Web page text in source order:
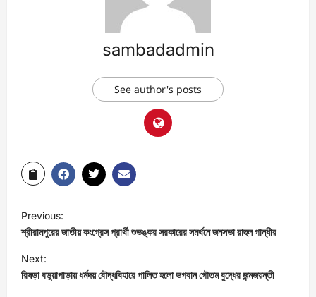
sambadadmin
See author's posts
Previous:
শ্রীরামপুরের জাতীয় কংগ্রেস প্রার্থী শুভঙ্কর সরকারের সমর্থনে জনসভা রাহুল গান্ধীর
Next:
রিষড়া বড়ুয়াপাড়ায় ধর্মদয় বৌদ্ধবিহারে পালিত হলো ভগবান গৌতম বুদ্ধের জন্মজয়ন্তী